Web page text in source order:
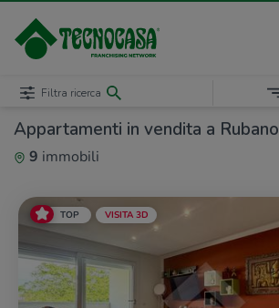
Appartamenti in vendita a Rubano
9 immobili
Filtra ricerca
TOP VISITA 3D